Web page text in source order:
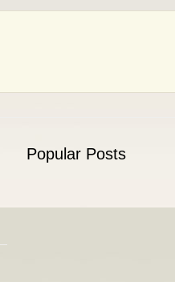
Popular Posts